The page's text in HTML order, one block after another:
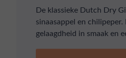
De klassieke Dutch Dry
sinaasappel en
gelaagdheid in smaak en